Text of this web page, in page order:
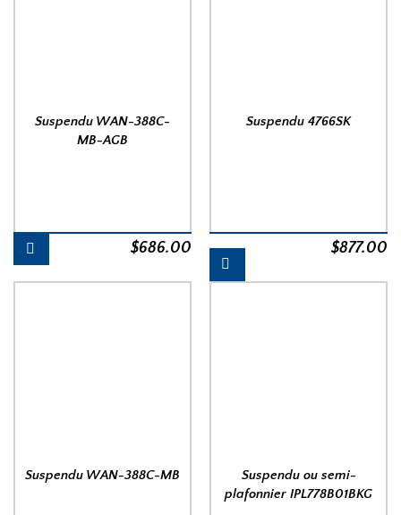
Suspendu WAN-388C-
MB-AGB
$686.00
Suspendu 4766SK
$877.00
Suspendu WAN-388C-MB
Suspendu ou semi-
plafonnier IPL778B01BKG